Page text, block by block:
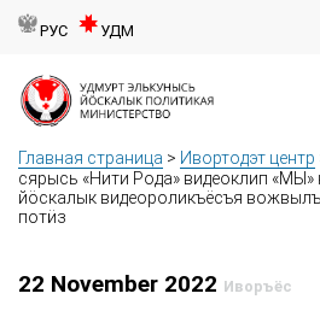
РУС УДМ
Главная страница > Ивортодэт центр
сярысь «Нити Рода» видеоклип
йӧскалык видеороликъёсъя
потӥз
22 November 2022 Иворъёс